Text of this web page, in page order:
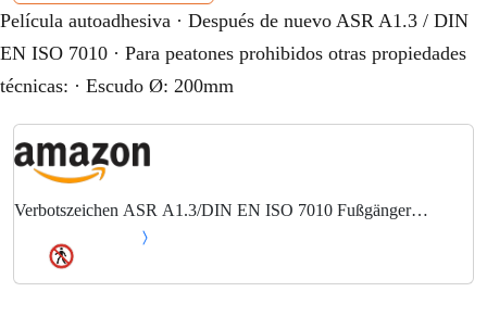
Película autoadhesiva · Después de nuevo ASR A1.3 / DIN
EN ISO 7010 · Para peatones prohibidos otras propiedades
técnicas: · Escudo Ø: 200mm
Verbotszeichen ASR A1.3/DIN EN ISO 7010 Fußgänger